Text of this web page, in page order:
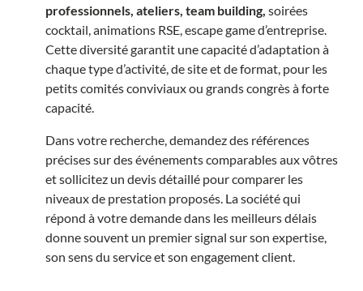
professionnels, ateliers, team building, soirées
cocktail, animations RSE, escape game d’entreprise.
Cette diversité garantit une capacité d’adaptation à
chaque type d’activité, de site et de format, pour les
petits comités conviviaux ou grands congrès à forte
capacité.
Dans votre recherche, demandez des références
précises sur des événements comparables aux vôtres
et sollicitez un devis détaillé pour comparer les
niveaux de prestation proposés. La société qui
répond à votre demande dans les meilleurs délais
donne souvent un premier signal sur son expertise,
son sens du service et son engagement client.